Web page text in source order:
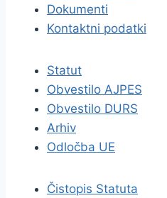
Dokumenti
Kontaktni podatki
Statut
Obvestilo AJPES
Obvestilo DURS
Arhiv
Odločba UE
Čistopis Statuta